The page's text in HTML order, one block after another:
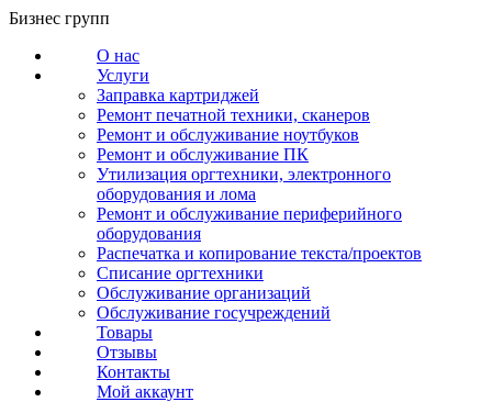
Перейти
содержанию
Бизнес групп
О нас
Услуги
Заправка картриджей
Ремонт печатной техники, сканеров
Ремонт и обслуживание ноутбуков
Ремонт и обслуживание ПК
Утилизация оргтехники, электронного
оборудования и лома
Ремонт и обслуживание периферийного
оборудования
Распечатка и копирование текста/проектов
Списание оргтехники
Обслуживание организаций
Обслуживание госучреждений
Товары
Отзывы
Контакты
Мой аккаунт